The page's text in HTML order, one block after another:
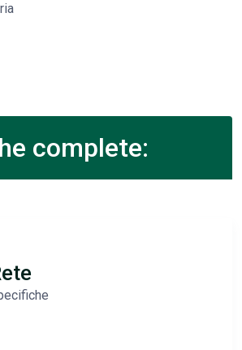
complete: